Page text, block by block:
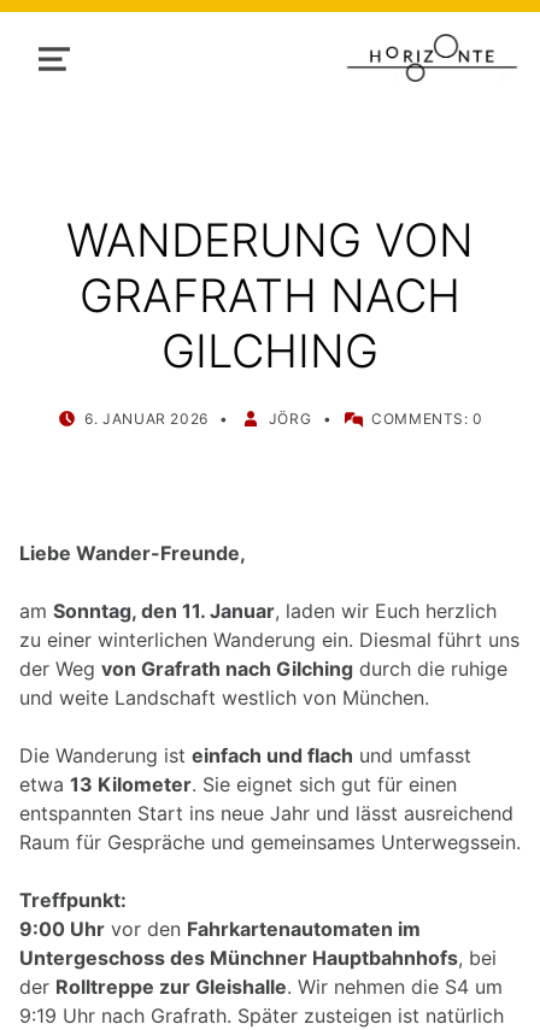
MENU
WANDERUNG VON
GRAFRATH NACH
GILCHING
POSTED ON:
6. JANUAR 2026
WRITTEN BY:
JÖRG COMMENTS: 0
Liebe Wander-Freunde,
am Sonntag, den 11. Januar, laden wir Euch herzlich
zu einer winterlichen Wanderung ein. Diesmal führt uns
der Weg von Grafrath nach Gilching durch die ruhige
und weite Landschaft westlich von München.
Die Wanderung ist einfach und flach und umfasst
etwa 13 Kilometer. Sie eignet sich gut für einen
entspannten Start ins neue Jahr und lässt ausreichend
Raum für Gespräche und gemeinsames Unterwegssein.
Treffpunkt:
9:00 Uhr vor den Fahrkartenautomaten im
Untergeschoss des Münchner Hauptbahnhofs, bei
der Rolltreppe zur Gleishalle. Wir nehmen die S4 um
9:19 Uhr nach Grafrath. Später zusteigen ist natürlich